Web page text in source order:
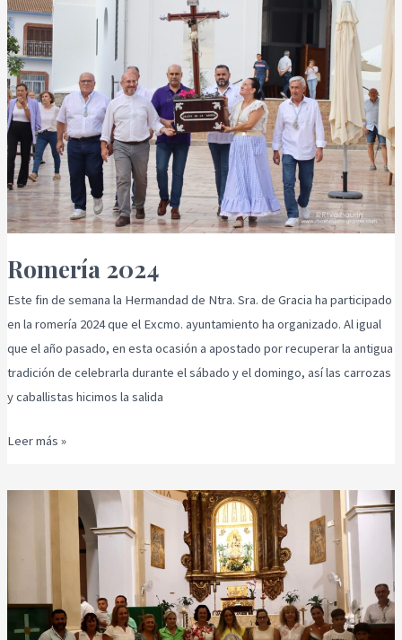
Romería 2024
Este fin de semana la Hermandad de Ntra. Sra. de Gracia ha participado
en la romería 2024 que el Excmo. ayuntamiento ha organizado. Al igual
que el año pasado, en esta ocasión a apostado por recuperar la antigua
tradición de celebrarla durante el sábado y el domingo, así las carrozas
y caballistas hicimos la salida
2024
Leer más »